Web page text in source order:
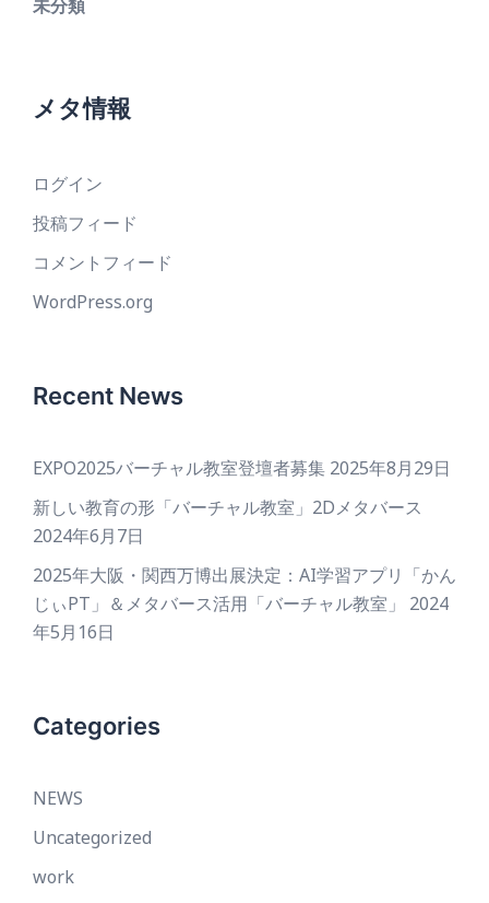
未分類
メタ情報
ログイン
投稿フィード
コメントフィード
WordPress.org
Recent News
EXPO2025バーチャル教室登壇者募集 2025年8月29日
新しい教育の形「バーチャル教室」2Dメタバース
2024年6月7日
2025年大阪・関西万博出展決定：AI学習アプリ「かん
じぃPT」＆メタバース活用「バーチャル教室」
2024
年5月16日
Categories
NEWS
Uncategorized
work